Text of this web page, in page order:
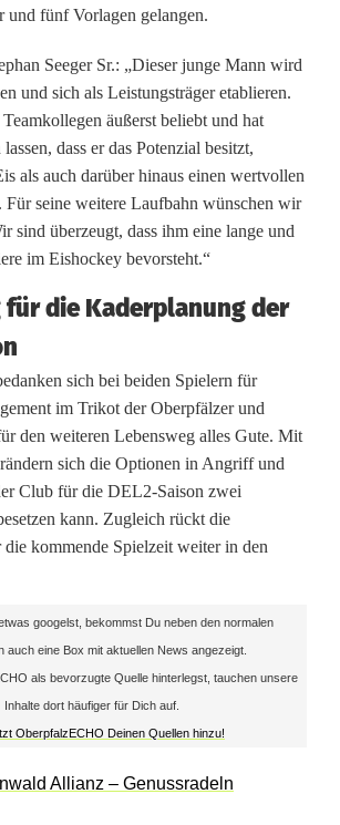
und fünf Vorlagen gelangen.
Seeger Sr.: „Dieser junge Mann wird
und sich als Leistungsträger etablieren.
äußerst beliebt und hat
dass er das Potenzial besitzt,
als auch darüber hinaus einen wertvollen
Für seine weitere Laufbahn wünschen wir
sind überzeugt, dass ihm eine lange und
im Eishockey bevorsteht.“
für die Kaderplanung der
sich bei beiden Spielern für
im Trikot der Oberpfälzer und
den weiteren Lebensweg alles Gute. Mit
sich die Optionen in Angriff und
Club für die DEL2-Saison zwei
kann. Zugleich rückt die
kommende Spielzeit weiter in den
googelst, bekommst Du neben den normalen
auch eine Box mit aktuellen News angezeigt.
als bevorzugte Quelle hinterlegst, tauchen unsere
Inhalte dort häufiger für Dich auf.
OberpfalzECHO Deinen Quellen hinzu!